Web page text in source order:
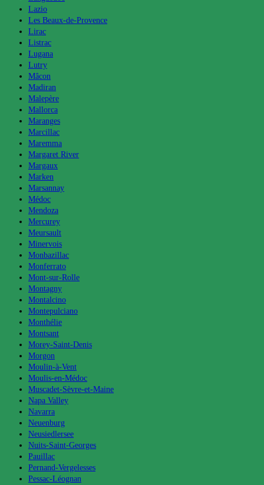
Lazio
Les Beaux-de-Provence
Lirac
Listrac
Lugana
Lutry
Mâcon
Madiran
Malepère
Mallorca
Maranges
Marcillac
Maremma
Margaret River
Margaux
Marken
Marsannay
Médoc
Mendoza
Mercurey
Meursault
Minervois
Monbazillac
Monferrato
Mont-sur-Rolle
Montagny
Montalcino
Montepulciano
Monthélie
Montsant
Morey-Saint-Denis
Morgon
Moulin-à-Vent
Moulis-en-Médoc
Muscadet-Sèvre-et-Maine
Napa Valley
Navarra
Neuenburg
Neusiedlersee
Nuits-Saint-Georges
Pauillac
Pernand-Vergelesses
Pessac-Léognan